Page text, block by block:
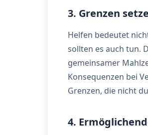
3. Grenzen
Helfen bedeutet
sollten es auch tun.
gemeinsamer
Konsequenzen bei
Grenzen, die nicht
4.